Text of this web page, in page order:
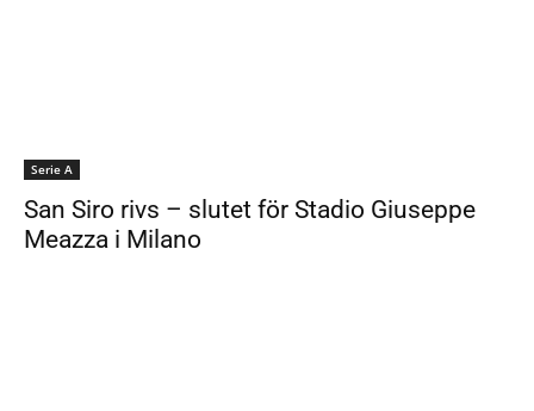
Serie A
San Siro rivs – slutet för Stadio Giuseppe
Meazza i Milano